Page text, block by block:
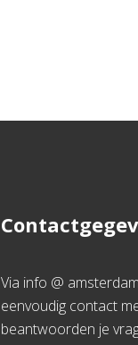
Via info @
eenvoudig contact
beantwoorden je